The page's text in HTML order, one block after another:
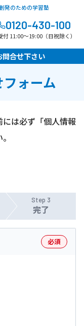
発のための学習塾
0120-430-100
付 11:00～19:00（日祝除く）
ォーム
合せ下さい
は必ず「個人情報
Step 3
完了
必須